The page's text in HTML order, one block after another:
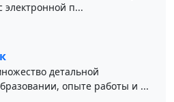
п...
детальной
опыте работы и ...